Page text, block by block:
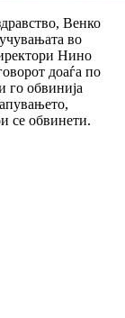
Венко
во
Нино
доаѓа по
обвинија
се обвинети.